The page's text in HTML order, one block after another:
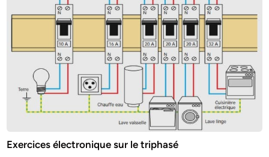
Exercices électronique sur le triphasé